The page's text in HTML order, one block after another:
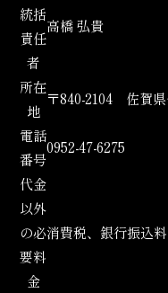
統括
責任
者
高橋 弘貴
所在
地
〒840-2104 佐賀県
電話
番号
0952-47-6275
代金
以外
の必
要料
金
消費税、銀行振込